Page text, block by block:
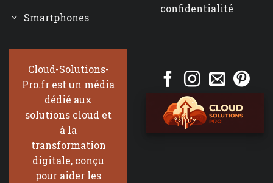
Smartphones
confidentialité
Cloud-Solutions-
Pro.fr est un média
dédié aux
solutions cloud et
à la
transformation
digitale, conçu
pour aider les